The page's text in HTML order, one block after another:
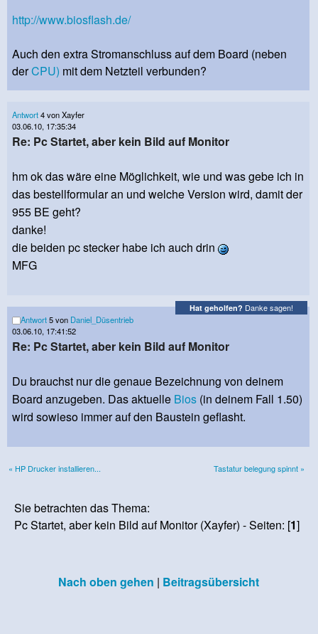
http://www.biosflash.de/
Auch den extra Stromanschluss auf dem Board (neben
derCPU) mit dem Netzteil verbunden?
Antwort4 von Xayfer
03.06.10, 17:35:34
Re: Pc Startet, aber kein Bild auf Monitor
hm ok das wäre eine Möglichkeit, wie und was gebe ich in
das bestellformular an und welche Version wird, damit der
955 BE geht?
danke!
die beiden pc stecker habe ich auch drin
MFG
Hat geholfen? Danke sagen!
Antwort5 von Daniel_Düsentrieb
03.06.10, 17:41:52
Re: Pc Startet, aber kein Bild auf Monitor
Du brauchst nur die genaue Bezeichnung von deinem
Board anzugeben. Das aktuelle Bios (in deinem Fall 1.50)
wird sowieso immer auf den Baustein geflasht.
« HP Drucker installieren... Tastatur belegung spinnt »
Sie betrachten das Thema:
Pc Startet, aber kein Bild auf Monitor (Xayfer) - Seiten: [1]
Nach oben gehen | Beitragsübersicht